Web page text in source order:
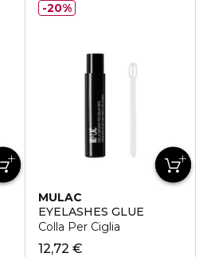
MULAC
EYELASHES GLUE
Colla Per Ciglia
12,72 €
20%